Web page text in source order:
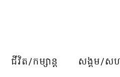
ជីវិត/កម្សាន្ត សង្គម/ស